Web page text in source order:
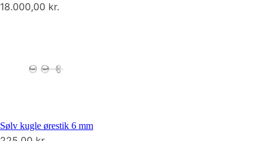
18.000,00 kr.
Sølv kugle ørestik 6 mm